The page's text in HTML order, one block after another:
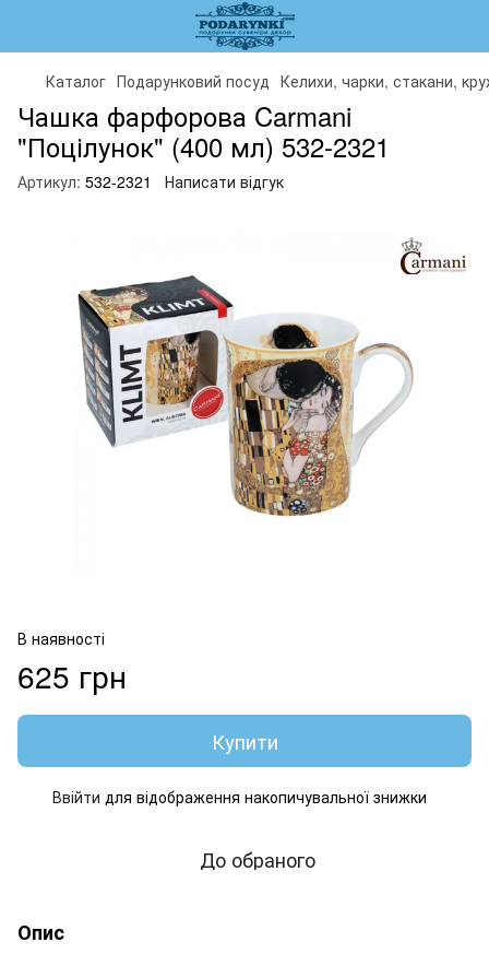
Каталог Подарунковий посуд Келихи, чарки, стакани,
Чашка фарфорова Carmani
"Поцілунок" (400 мл) 532-2321
Артикул: 532-2321 Написати відгук
В наявності
625 грн
Купити
Ввійти для відображення накопичувальної знижки
До обраного
Опис